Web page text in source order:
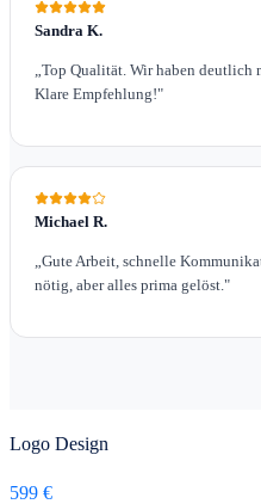
Sandra K.
Top Qualität. Wir haben deutlich
Klare Empfehlung!"
Michael R.
Gute Arbeit, schnelle
nötig, aber alles prima gelöst. "
Logo Design
599 €